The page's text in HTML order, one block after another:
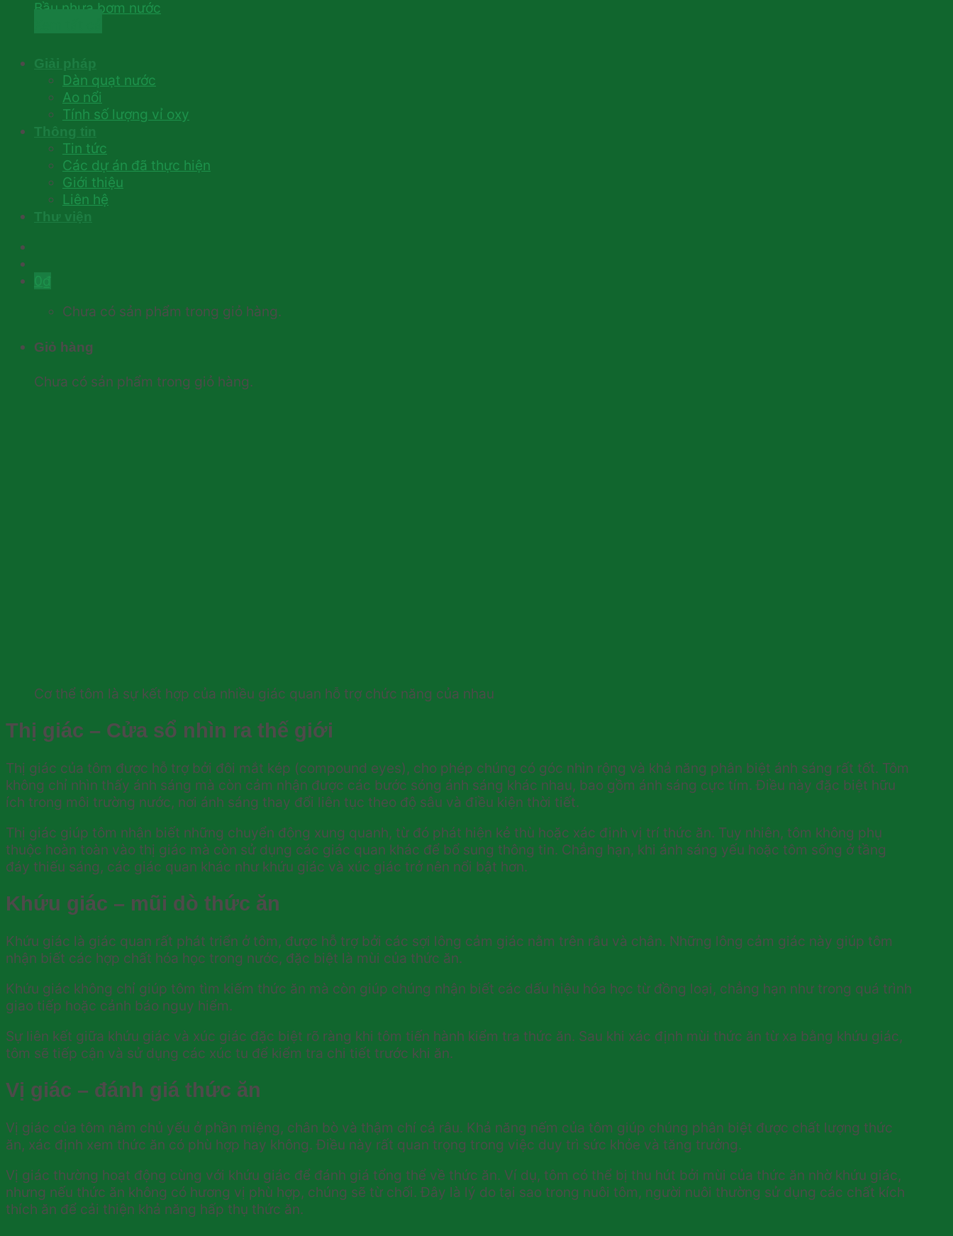
Bầu nhựa bơm nước
Giải pháp
Dàn quạt nước
Ao nổi
Tính số lượng vỉ oxy
Thông tin
Tin tức
Các dự án đã thực hiện
Giới thiệu
Liên hệ
Chưa có sản phẩm trong giỏ hàng.
Giỏ hàng
Chưa có sản phẩm trong giỏ hàng.
Cơ thể tôm là sự kết hợp của nhiều giác quan hỗ trợ chức năng của nhau
Thị giác – Cửa sổ nhìn ra thế giới
Thị giác của tôm được hỗ trợ bởi đôi mắt kép (compound eyes), cho phép chúng có góc nhìn rộng và khả năng phân biệt ánh sáng rất tốt. Tôm
không chỉ nhìn thấy ánh sáng mà còn cảm nhận được các bước sóng ánh sáng khác nhau, bao gồm ánh sáng cực tím. Điều này đặc biệt hữu
ích trong môi trường nước, nơi ánh sáng thay đổi liên tục theo độ sâu và điều kiện thời tiết.
Thị giác giúp tôm nhận biết những chuyển động xung quanh, từ đó phát hiện kẻ thù hoặc xác định vị trí thức ăn. Tuy nhiên, tôm không phụ
thuộc hoàn toàn vào thị giác mà còn sử dụng các giác quan khác để bổ sung thông tin. Chẳng hạn, khi ánh sáng yếu hoặc tôm sống ở tầng
đáy thiếu sáng, các giác quan khác như khứu giác và xúc giác trở nên nổi bật hơn.
Khứu giác – mũi dò thức ăn
Khứu giác là giác quan rất phát triển ở tôm, được hỗ trợ bởi các sợi lông cảm giác nằm trên râu và chân. Những lông cảm giác này giúp tôm
nhận biết các hợp chất hóa học trong nước, đặc biệt là mùi của thức ăn.
Khứu giác không chỉ giúp tôm tìm kiếm thức ăn mà còn giúp chúng nhận biết các dấu hiệu hóa học từ đồng loại, chẳng hạn như trong quá trình
giao tiếp hoặc cảnh báo nguy hiểm.
Sự liên kết giữa khứu giác và xúc giác đặc biệt rõ ràng khi tôm tiến hành kiểm tra thức ăn. Sau khi xác định mùi thức ăn từ xa bằng khứu giác,
tôm sẽ tiếp cận và sử dụng các xúc tu để kiểm tra chi tiết trước khi ăn.
Vị giác – đánh giá thức ăn
Vị giác của tôm nằm chủ yếu ở phần miệng, chân bò và thậm chí cả râu. Khả năng nếm của tôm giúp chúng phân biệt được chất lượng thức
ăn, xác định xem thức ăn có phù hợp hay không. Điều này rất quan trọng trong việc duy trì sức khỏe và tăng trưởng.
Vị giác thường hoạt động cùng với khứu giác để đánh giá tổng thể về thức ăn. Ví dụ, tôm có thể bị thu hút bởi mùi của thức ăn nhờ khứu giác,
nhưng nếu thức ăn không có hương vị phù hợp, chúng sẽ từ chối. Đây là lý do tại sao trong nuôi tôm, người nuôi thường sử dụng các chất kích
thích ăn để cải thiện khả năng hấp thụ thức ăn.